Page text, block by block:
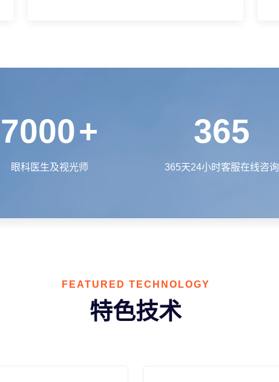
7000+
眼科医生及视光师
365
365天24小时客服在线咨询
FEATURED TECHNOLOGY
特色技术